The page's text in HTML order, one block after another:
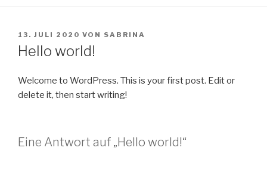
VERÖFFENTLICHT
AM
13. JULI 2020 VON SABRINA
Hello world!
Welcome to WordPress. This is your first post. Edit or
delete it, then start writing!
Eine Antwort auf „Hello world!“